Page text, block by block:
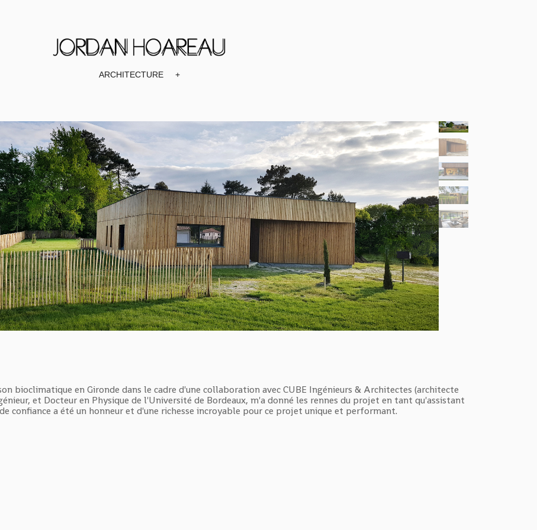
ARCHITECTURE +
bioclimatique en Gironde dans le cadre d'une collaboration avec CUBE Ingénieurs & Architectes (architecte
et Docteur en Physique de l'Université de Bordeaux, m'a donné les rennes du projet en tant qu'assistant
confiance a été un honneur et d'une richesse incroyable pour ce projet unique et performant.